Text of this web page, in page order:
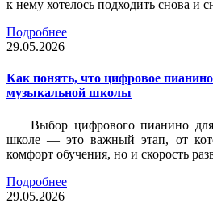
к нему хотелось подходить снова и
Подробнее
29.05.2026
Как понять, что цифровое
музыкальной школы
Выбор цифрового пианино
школе — это важный этап, от
комфорт обучения, но и скорость
Подробнее
29.05.2026